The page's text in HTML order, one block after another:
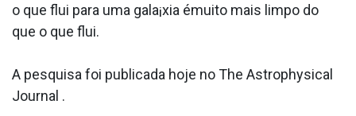
o que flui para uma gala¡xia émuito mais limpo do
que o que flui.
A pesquisa foi publicada hoje no The Astrophysical
Journal .